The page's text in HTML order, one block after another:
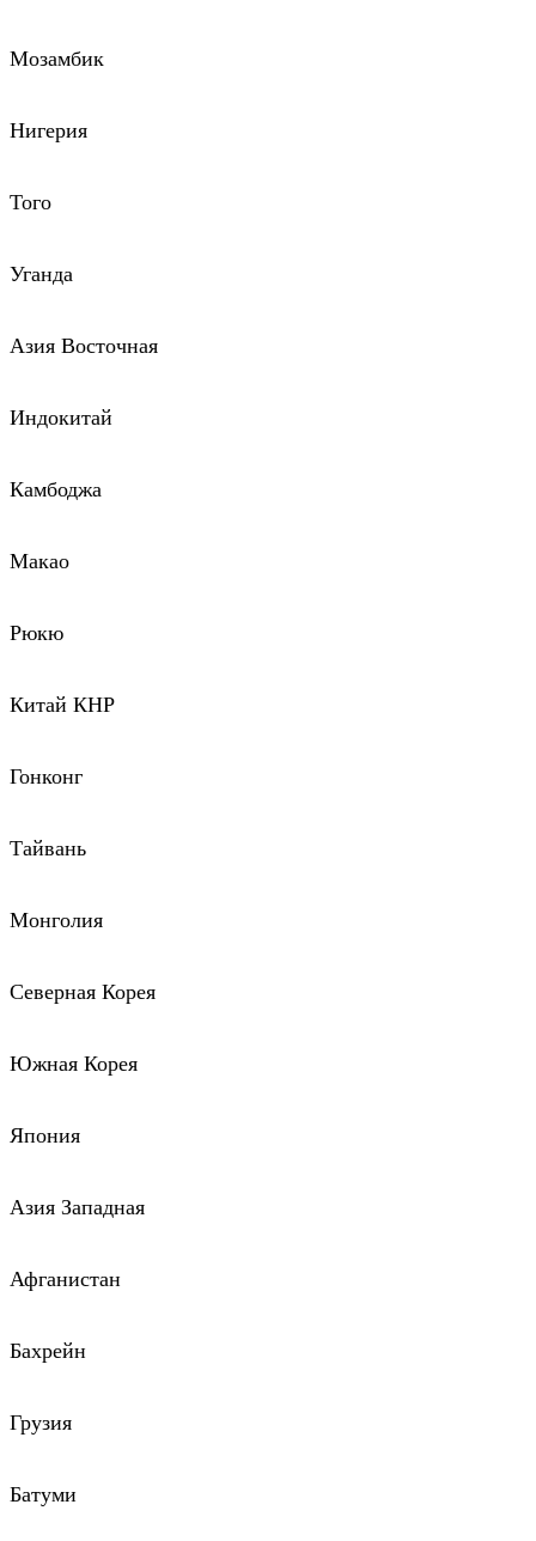
Мозамбик
Нигерия
Того
Уганда
Азия Восточная
Индокитай
Камбоджа
Макао
Рюкю
Китай КНР
Гонконг
Тайвань
Монголия
Северная Корея
Южная Корея
Япония
Азия Западная
Афганистан
Бахрейн
Грузия
Батуми